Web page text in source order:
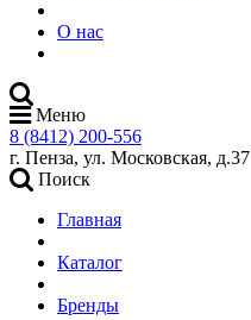
О нас
Меню
8 (8412) 200-556
г. Пенза, ул. Московская, д.37
Поиск
Главная
Каталог
Бренды